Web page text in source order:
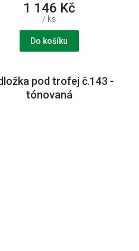
1 146 Kč
/ ks
Do košíku
pod trofej č.143 -
tónovaná